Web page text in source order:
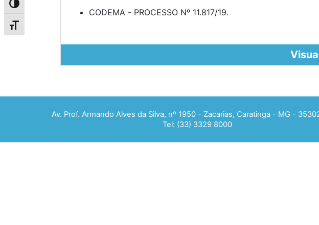
Alternar alto contraste
Alternar tamanho da fonte
CODEMA - PROCESSO Nº 11.817/19.
Av. Prof. Armando Alves da Silva, nº 1950 - Zacarias, Caratinga - MG -
Tel: (33) 3329 8000